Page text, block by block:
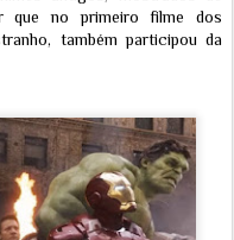
que no primeiro filme dos
também participou da